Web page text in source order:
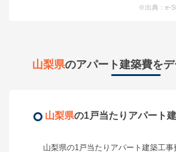
※出典：e-
山梨県のアパート建築費を
山梨県の1戸当たりアパート
山梨県の1戸当たりアパート建築工